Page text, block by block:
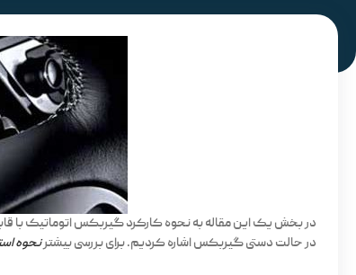
در بخش یک این مقاله به نحوه کارکرد گیربکس اتوماتیک با
در حالت دستی گیربکس اشاره کردیم. برای بررسی بیشترنحوه